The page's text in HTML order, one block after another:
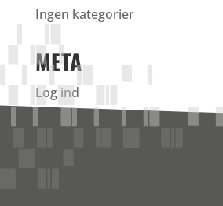
Ingen kategorier
META
Log ind